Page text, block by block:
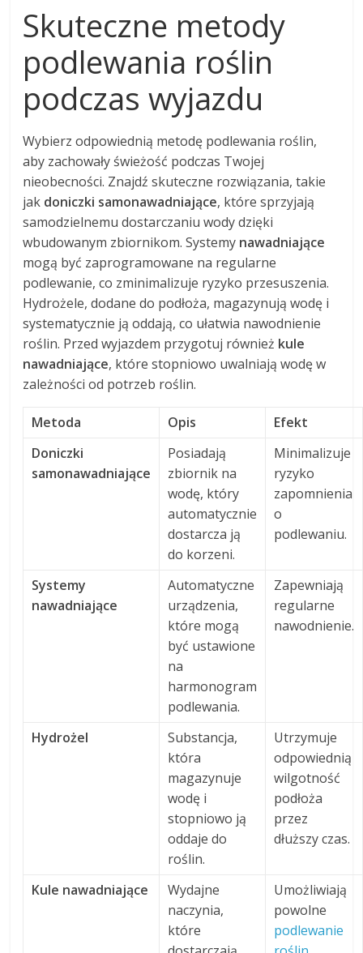
Skuteczne metody
podlewania roślin
podczas wyjazdu
Wybierz odpowiednią metodę podlewania roślin,
aby zachowały świeżość podczas Twojej
nieobecności. Znajdź skuteczne rozwiązania, takie
jak doniczki samonawadniające, które sprzyjają
samodzielnemu dostarczaniu wody dzięki
wbudowanym zbiornikom. Systemy nawadniające
mogą być zaprogramowane na regularne
podlewanie, co zminimalizuje ryzyko przesuszenia.
Hydrożele, dodane do podłoża, magazynują wodę i
systematycznie ją oddają, co ułatwia nawodnienie
roślin. Przed wyjazdem przygotuj również kule
nawadniające, które stopniowo uwalniają wodę w
zależności od potrzeb roślin.
Metoda Opis
Efekt
Doniczki
samonawadniające
Posiadają
zbiornik na
wodę, który
automatycznie
dostarcza ją
do korzeni.
Minimalizuje
ryzyko
zapomnienia
o
podlewaniu.
Systemy
nawadniające
Automatyczne
urządzenia,
które mogą
być ustawione
na
harmonogram
podlewania.
Zapewniają
regularne
nawodnienie.
Hydrożel
Substancja,
która
magazynuje
wodę i
stopniowo ją
oddaje do
roślin.
Utrzymuje
odpowiednią
wilgotność
podłoża
przez
dłuższy czas.
Kule nawadniające
Wydajne
naczynia,
które
Umożliwiają
powolne
podlewanie